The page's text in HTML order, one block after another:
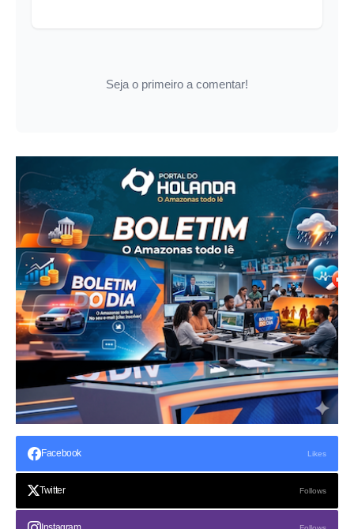
Seja o primeiro a comentar!
Facebook Likes
Twitter Follows